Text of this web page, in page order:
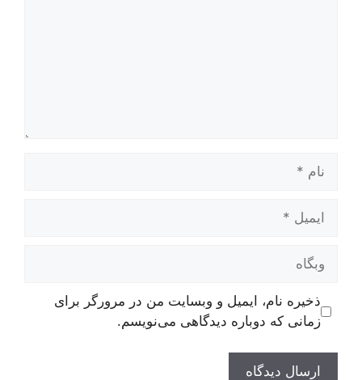
ایمیل
وبگاه
ذخیره نام، ایمیل و وبسایت من در مرورگر برای
زمانی که دوباره دیدگاهی می‌نویسم.